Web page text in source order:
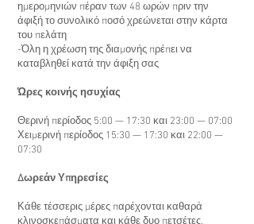
ημερομηνιών πέραν των 48 ωρών πριν την
άφιξή το συνολικό ποσό χρεώνεται στην κάρτα
του πελάτη
-Όλη η χρέωση της διαμονής πρέπει να
καταβληθεί κατά την άφιξη σας
Ώρες κοινής ησυχίας
Θερινή περίοδος 5:00 — 17:30 και 23:00 — 07:00
Χειμερινή περίοδος 15:30 — 17:30 και 22:00 —
07:30
Δωρεάν Υπηρεσίες
Κάθε τέσσερις μέρες παρέχονται καθαρά